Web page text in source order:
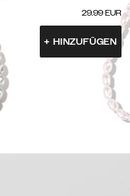
29.99 EUR
+ HINZUFÜGEN